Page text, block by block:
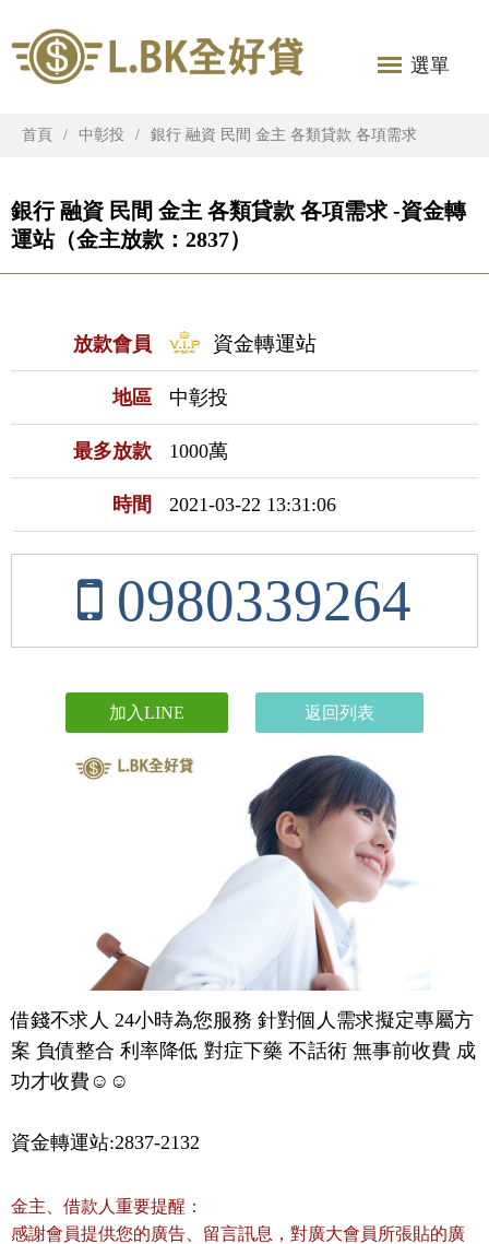
選單
首頁 中彰投 銀行 融資 民間 金主 各類貸款 各項需求
銀行 融資 民間 金主 各類貸款 各項需求 -資金轉
運站（金主放款：2837）
放款會員 資金轉運站
地區 中彰投
最多放款 1000萬
時間 2021-03-22 13:31:06
0980339264
加入LINE 返回列表
借錢不求人 24小時為您服務 針對個人需求擬定專屬方
案 負債整合 利率降低 對症下藥 不話術 無事前收費 成
功才收費☺️☺️
資金轉運站:2837-2132
金主、借款人重要提醒：
感謝會員提供您的廣告、留言訊息，對廣大會員所張貼的廣